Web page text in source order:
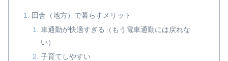
田舎（地方）で暮らすメリット
車通勤が快適すぎる（もう電車通勤には戻れな
い）
子育てしやすい